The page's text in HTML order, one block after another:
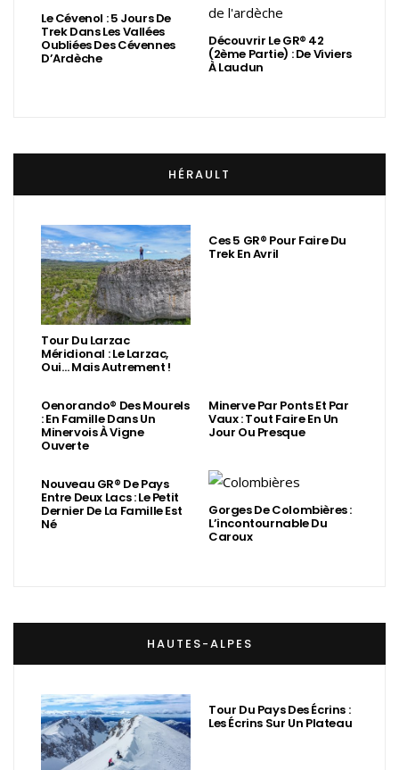
Le Cévenol : 5 Jours De
Trek Dans Les Vallées
Oubliées Des Cévennes
D’Ardèche
Découvrir Le GR® 42
(2ème Partie) : De Viviers
À Laudun
HÉRAULT
Tour Du Larzac
Méridional : Le Larzac,
Oui… Mais Autrement !
Ces 5 GR® Pour Faire Du
Trek En Avril
Oenorando® Des Mourels
: En Famille Dans Un
Minervois À Vigne
Ouverte
Minerve Par Ponts Et Par
Vaux : Tout Faire En Un
Jour Ou Presque
Nouveau GR® De Pays
Entre Deux Lacs : Le Petit
Dernier De La Famille Est
Né
Gorges De Colombières :
L’incontournable Du
Caroux
HAUTES-ALPES
Tour Du Pays Des Écrins :
Les Écrins Sur Un Plateau